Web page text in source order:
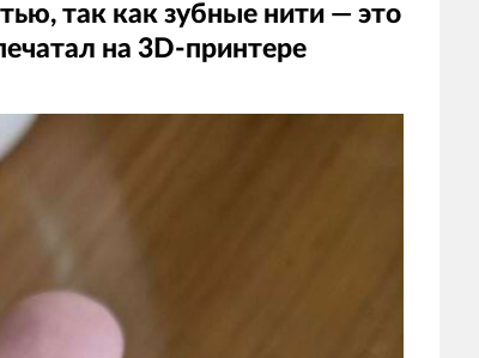
так как зубные нити — это
на 3D-принтере